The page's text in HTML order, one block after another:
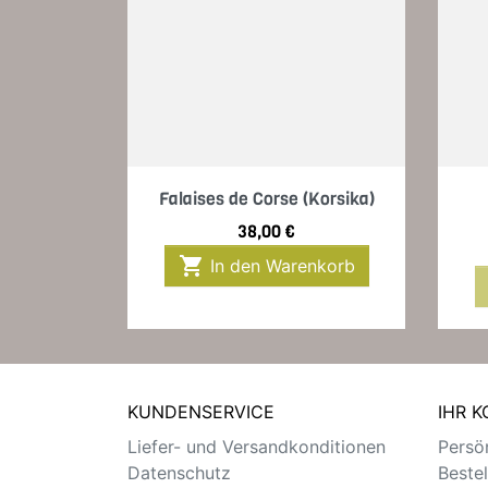
 Vorschau
Falaises de Corse (Korsika)
Preis
38,00 €
 In den Warenkorb
KUNDENSERVICE
Liefer- und Versandkonditionen
Datenschutz
IHR